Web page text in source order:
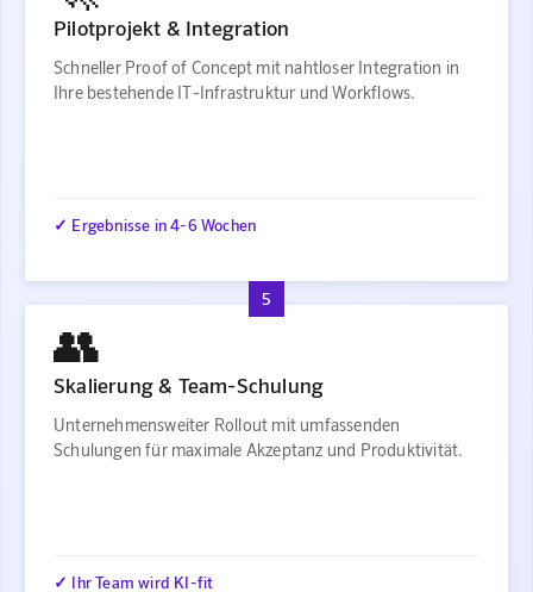
Pilotprojekt & Integration
Schneller Proof of Concept mit nahtloser Integration in
Ihre bestehende IT-Infrastruktur und Workflows.
✓ Ergebnisse in 4-6 Wochen
5
👥
Skalierung & Team-Schulung
Unternehmensweiter Rollout mit umfassenden
Schulungen für maximale Akzeptanz und Produktivität.
✓ Ihr Team wird KI-fit